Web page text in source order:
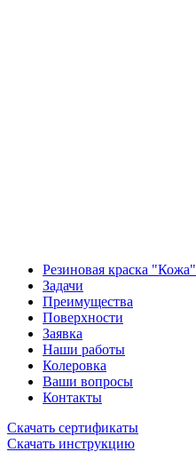
Резиновая краска "Кожа"
Задачи
Преимущества
Поверхности
Заявка
Наши работы
Колеровка
Ваши вопросы
Контакты
Скачать сертификаты
Скачать инструкцию